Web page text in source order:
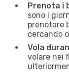
Prenota i
sono i
prenotare
cercando
Vola
volare nei